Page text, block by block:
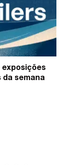
exposições
da semana